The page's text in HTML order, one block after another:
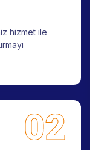
hizmet ile
02